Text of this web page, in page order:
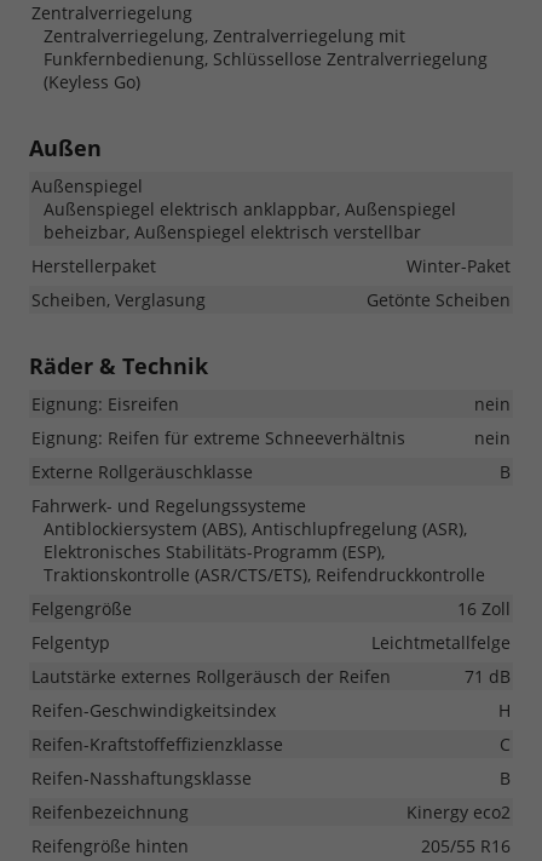
Zentralverriegelung
Zentralverriegelung, Zentralverriegelung mit
Funkfernbedienung, Schlüssellose Zentralverriegelung
(Keyless Go)
Außen
Außenspiegel
Außenspiegel elektrisch anklappbar, Außenspiegel
beheizbar, Außenspiegel elektrisch verstellbar
Herstellerpaket
Winter-Paket
Scheiben, Verglasung
Getönte Scheiben
Räder & Technik
Eignung: Eisreifen
nein
Eignung: Reifen für extreme Schneeverhältnis
nein
Externe Rollgeräuschklasse
B
Fahrwerk- und Regelungssysteme
Antiblockiersystem (ABS), Antischlupfregelung (ASR),
Elektronisches Stabilitäts-Programm (ESP),
Traktionskontrolle (ASR/CTS/ETS), Reifendruckkontrolle
Felgengröße
16 Zoll
Felgentyp
Leichtmetallfelge
Lautstärke externes Rollgeräusch der Reifen
71 dB
Reifen-Geschwindigkeitsindex
H
Reifen-Kraftstoffeffizienzklasse
C
Reifen-Nasshaftungsklasse
B
Reifenbezeichnung
Kinergy eco2
Reifengröße hinten
205/55 R16